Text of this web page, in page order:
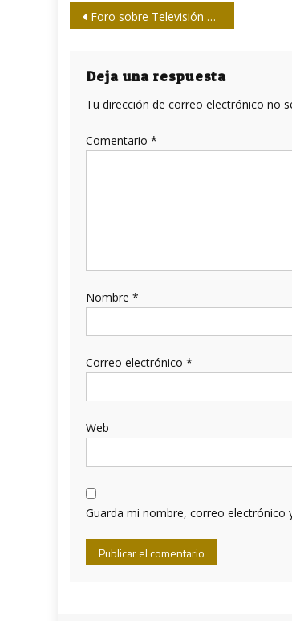
Navegación
entradas
Foro sobre Televisión digital
Deja una respuesta
Tu dirección de correo electrónico no
Comentario *
Nombre *
Correo electrónico *
Web
Guarda mi nombre, correo electrónico